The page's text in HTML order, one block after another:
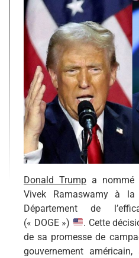
Donald Trump a
Vivek Ramaswamy à
Département de
(« DOGE »)
. Cette
de sa promesse de
gouvernement